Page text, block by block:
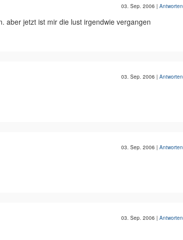
03. Sep. 2006 | Antworten
aber jetzt ist mir die lust irgendwie vergangen
03. Sep. 2006 | Antworten
03. Sep. 2006 | Antworten
03. Sep. 2006 | Antworten